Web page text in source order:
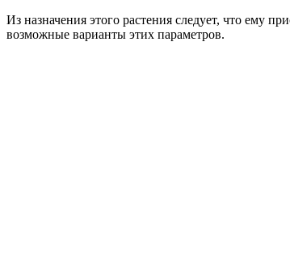
Из назначения этого растения следует, что ему
возможные варианты этих параметров.